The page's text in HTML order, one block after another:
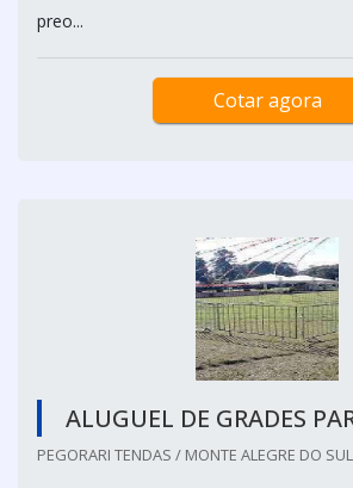
preo...
Cotar agora
ALUGUEL DE GRADES
PEGORARI TENDAS / MONTE ALEGRE DO